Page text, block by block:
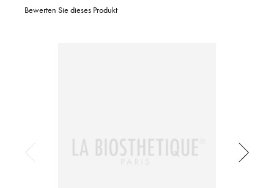
Bewerten Sie dieses Produkt